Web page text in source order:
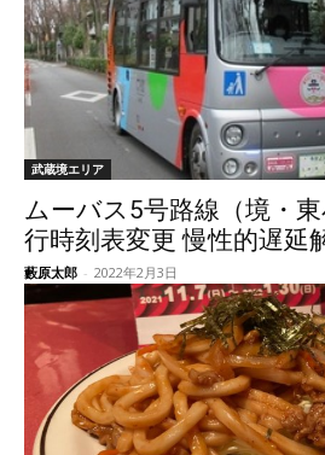
武蔵境エリア
ムーバス5号路線（境・
行時刻表変更 慢性的遅延
藪原太郎 - 2022年2月3日